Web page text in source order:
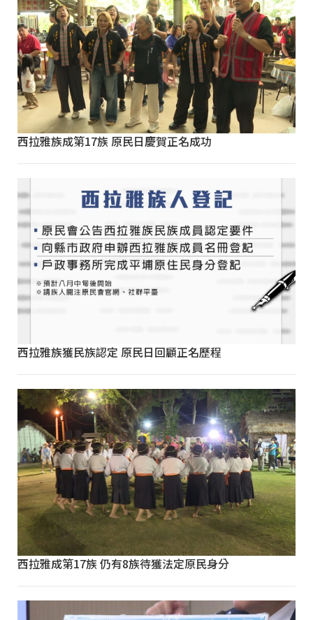
西拉雅族成第17族 原民日慶賀正名成功
西拉雅族獲民族認定 原民日回顧正名歷程
西拉雅成第17族 仍有8族待獲法定原民身分